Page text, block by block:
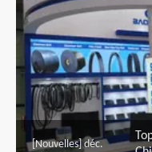
[Nouvelles] déc.